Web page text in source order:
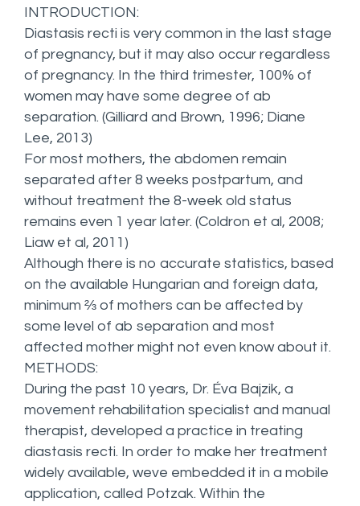
INTRODUCTION:
Diastasis recti is very common in the last stage
of pregnancy, but it may also occur regardless
of pregnancy. In the third trimester, 100% of
women may have some degree of ab
separation. (Gilliard and Brown, 1996; Diane
Lee, 2013)
For most mothers, the abdomen remain
separated after 8 weeks postpartum, and
without treatment the 8-week old status
remains even 1 year later. (Coldron et al, 2008;
Liaw et al, 2011)
Although there is no accurate statistics, based
on the available Hungarian and foreign data,
minimum ⅔ of mothers can be affected by
some level of ab separation and most
affected mother might not even know about it.
METHODS:
During the past 10 years, Dr. Éva Bajzik, a
movement rehabilitation specialist and manual
therapist, developed a practice in treating
diastasis recti. In order to make her treatment
widely available, weve embedded it in a mobile
application, called Potzak. Within the